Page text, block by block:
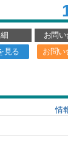
お問
見る お問い
情